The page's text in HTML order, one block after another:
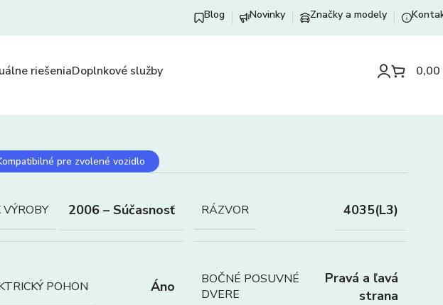
Blog Novinky Značky a modely
riešeniaDoplnkové služby 0,00
pre zvolené vozidlo
VÝROBY 2006 – Súčasnosť RÁZVOR 4035(L3)
POHON Áno
BOČNÉ POSUVNÉ
DVERE
Pravá a ľavá
strana